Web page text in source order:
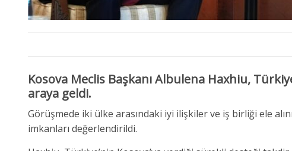
Kosova Meclis Başkanı Albulena Haxhiu,
araya geldi.
Görüşmede iki ülke arasındaki iyi ilişkiler ve iş birliği ele
imkanları değerlendirildi.